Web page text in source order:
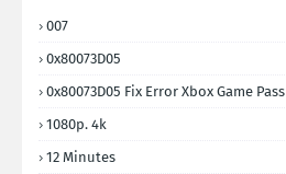
007
0x80073D05
0x80073D05 Fix Error Xbox Game Pass
1080p. 4k
12 Minutes